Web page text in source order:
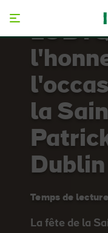
la
Dublin
Temps de
La fête de la